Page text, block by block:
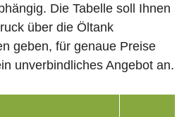
Die Tabelle soll Ihnen
über die Öltank
geben, für genaue Preise
unverbindliches Angebot an.